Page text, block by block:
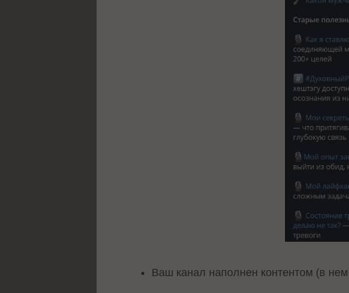
Ваш канал наполнен контентом (в